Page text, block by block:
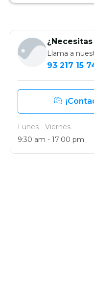
Llama a
93 217 15
Lunes - Viernes
9:30 am - 17:00 pm